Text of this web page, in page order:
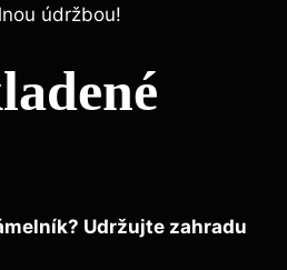
údržbou!
Udržujte zahradu